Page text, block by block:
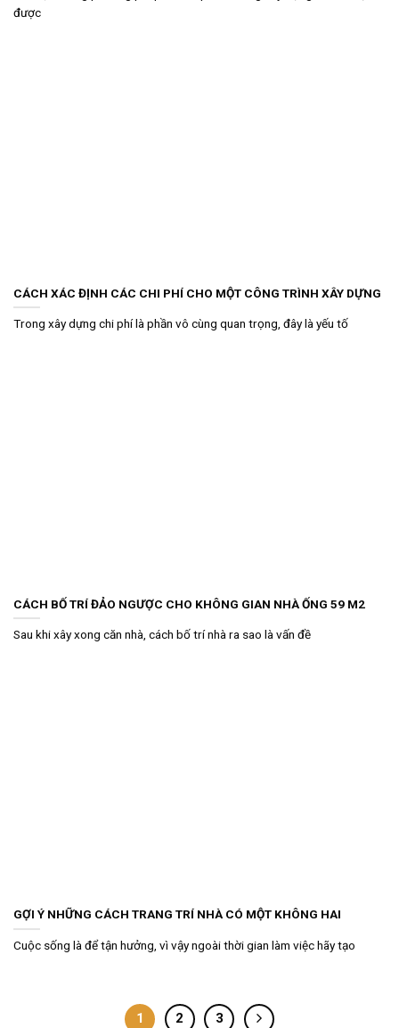
được
CÁCH XÁC ĐỊNH CÁC CHI PHÍ CHO MỘT CÔNG TRÌNH XÂY DỰNG
Trong xây dựng chi phí là phần vô cùng quan trọng, đây là yếu tố
CÁCH BỐ TRÍ ĐẢO NGƯỢC CHO KHÔNG GIAN NHÀ ỐNG 59 M2
Sau khi xây xong căn nhà, cách bố trí nhà ra sao là vấn đề
GỢI Ý NHỮNG CÁCH TRANG TRÍ NHÀ CÓ MỘT KHÔNG HAI
Cuộc sống là để tận hưởng, vì vậy ngoài thời gian làm việc hãy tạo
1 2 3